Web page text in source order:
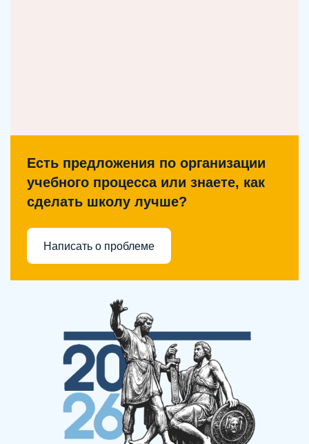
Есть предложения по организации
учебного процесса или знаете, как
сделать школу лучше?
Написать о проблеме